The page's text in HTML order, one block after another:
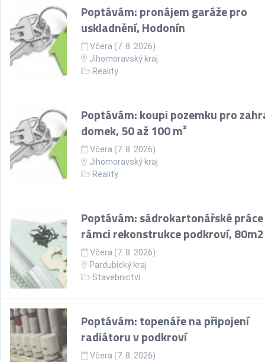
Poptávám: pronájem garáže pro
uskladnění, Hodonín
Včera (7. 8. 2026)
Jihomoravský kraj
Reality
Poptávám: koupi pozemku pro
domek, 50 až 100 m²
Včera (7. 8. 2026)
Jihomoravský kraj
Reality
Poptávám: sádrokartonářské
rámci rekonstrukce podkroví, 80m2
Včera (7. 8. 2026)
Pardubický kraj
Stavebnictví
Poptávám: topenáře na připojení
radiátoru v podkroví
Včera (7. 8. 2026)